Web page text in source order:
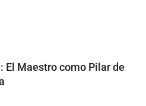
El Maestro como Pilar de